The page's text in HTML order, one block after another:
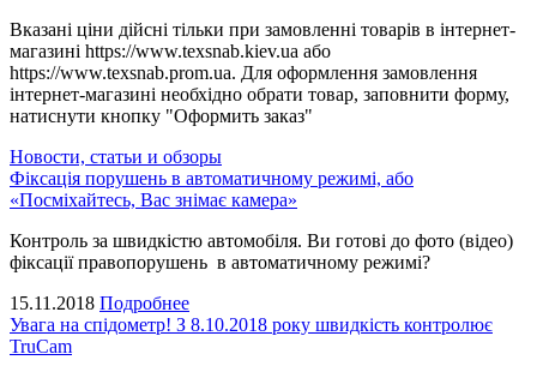
Вказані ціни дійсні тільки при замовленні товарів в інтернет-
магазині https://www.texsnab.kiev.ua або
https://www.texsnab.prom.ua. Для оформлення замовлення
інтернет-магазині необхідно обрати товар, заповнити форму,
натиснути кнопку "Оформить заказ"
Новости, статьи и обзоры
Фіксація порушень в автоматичному режимі, або
«Посміхайтесь, Вас знімає камера»
Контроль за швидкістю автомобіля. Ви готові до фото (відео)
фіксації правопорушень в автоматичному режимі?
15.11.2018 Подробнее
Увага на спідометр! З 8.10.2018 року швидкість контролює
TruCam